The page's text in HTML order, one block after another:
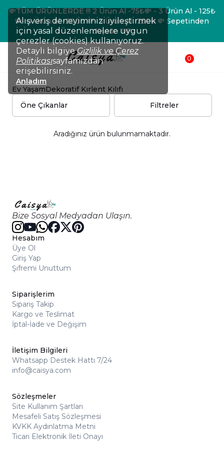
Alışveriş deneyiminizi iyileştirmek
için yasal düzenlemelere uygun
çerezler (cookies) kullanıyoruz.
Detaylı bilgiye Gizlilik ve Çerez
Politikasısayfamızdan
erişebilirsiniz.
Anladım
💸TÜM ÜRÜNLERDE !!! 2 Ürün Al -75₺💸 - 3 Ürün Al - 125₺
💸- 4 Ürün Al -200₺ 💸- 5 Ürün Al -250₺ 💸 Sepetinden
düşsün !!!💸
0
Ev YaşamDekoratif Kırlent Kılıfı
Filtreler
Aradığınız ürün bulunmamaktadır.
Bize Sosyal Medyadan Ulaşın.
Hesabım
Üye Ol
Giriş Yap
Şifremi Unuttum
Siparişlerim
Sipariş Takip
Kargo ve Teslimat
İptal-İade ve Değişim
İletişim Bilgileri
Whatsapp Destek Hattı 7/24
info@caisya.com
Sözleşmeler
Site Kullanım Şartları
Mesafeli Satış Sözleşmesi
KVKK Aydınlatma Metni
Ticari Elektronik İleti Onayı